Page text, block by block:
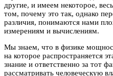
другие, и имеем некоторое,
том, почему это так, однако
различия, понимаются нами
измерениям и вычислениям.
Мы знаем, что в физике
на которое распространяется
знание и ответственно за тот
рассматривать человеческую